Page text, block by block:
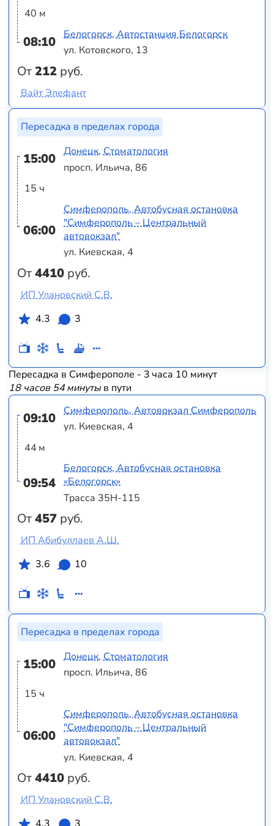
40 м
08:10
От212 руб.
Белогорск, Автостанция Белогорск
ул. Котовского, 13
Вайт Элефант
Пересадка в пределах города
15:00
15 ч
06:00
От4410 руб.
Донецк, Стоматология
просп. Ильича, 86
Симферополь, Автобусная остановка
"Симферополь – Центральный
автовокзал"
ул. Киевская, 4
ИП Улановский С.В.
4.3
3
Пересадка в Симферополе - 3 часа 10 минут
18 часов 54 минутыв пути
09:10
44 м
09:54
От457 руб.
Симферополь, Автовокзал Симферополь
ул. Киевская, 4
Белогорск, Автобусная остановка
«Белогорск»
Трасса 35Н-115
ИП Абибуллаев А.Ш.
3.6
10
Пересадка в пределах города
15:00
15 ч
06:00
От4410 руб.
Донецк, Стоматология
просп. Ильича, 86
Симферополь, Автобусная остановка
"Симферополь – Центральный
автовокзал"
ул. Киевская, 4
ИП Улановский С.В.